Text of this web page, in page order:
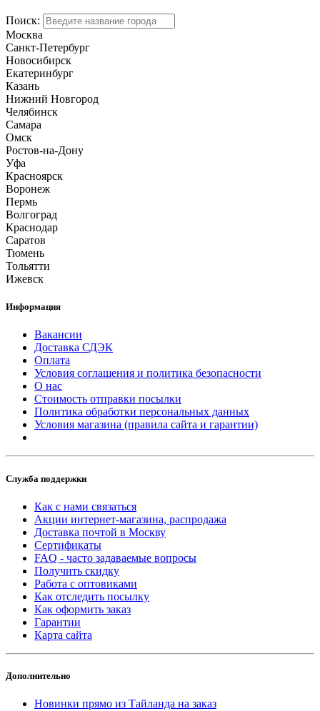
Поиск:
Москва
Санкт-Петербург
Новосибирск
Екатеринбург
Казань
Нижний Новгород
Челябинск
Самара
Омск
Ростов-на-Дону
Уфа
Красноярск
Воронеж
Пермь
Волгоград
Краснодар
Саратов
Тюмень
Тольятти
Ижевск
Информация
Вакансии
Доставка СДЭК
Оплата
Условия соглашения и политика безопасности
О нас
Стоимость отправки посылки
Политика обработки персональных данных
Условия магазина (правила сайта и гарантии)
Служба поддержки
Как с нами связаться
Акции интернет-магазина, распродажа
Доставка почтой в Москву
Сертификаты
FAQ - часто задаваемые вопросы
Получить скидку
Работа с оптовиками
Как отследить посылку
Как оформить заказ
Гарантии
Карта сайта
Дополнительно
Новинки прямо из Тайланда на заказ